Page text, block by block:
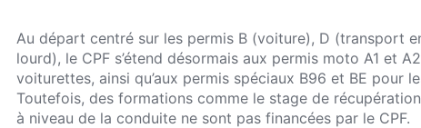
Au départ centré sur les permis B (voiture), D (transport
lourd), le CPF s’étend désormais aux permis moto A1 et
voiturettes, ainsi qu’aux permis spéciaux B96 et BE pour
Toutefois, des formations comme le stage de
à niveau de la conduite ne sont pas financées par le CPF.